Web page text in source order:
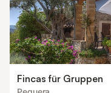
Fincas für Gruppen